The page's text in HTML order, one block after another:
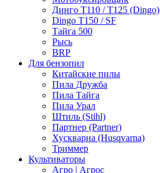
Динго T110 / T125 (Dingo)
Dingo T150 / SF
Тайга 500
Рысь
BRP
Для бензопил
Китайские пилы
Пила Дружба
Пила Тайга
Пила Урал
Штиль (Stihl)
Партнер (Partner)
Хускварна (Husqvarna)
Триммер
Культиваторы
Агро | Агрос